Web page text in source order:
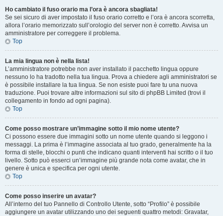
Ho cambiato il fuso orario ma l’ora è ancora sbagliata!
Se sei sicuro di aver impostato il fuso orario corretto e l’ora è ancora scorretta,
allora l’orario memorizzato sull’orologio del server non è corretto. Avvisa un
amministratore per correggere il problema.
Top
La mia lingua non è nella lista!
L’amministratore potrebbe non aver installato il pacchetto lingua oppure
nessuno lo ha tradotto nella tua lingua. Prova a chiedere agli amministratori se
è possibile installare la tua lingua. Se non esiste puoi fare tu una nuova
traduzione. Puoi trovare altre informazioni sul sito di phpBB Limited (trovi il
collegamento in fondo ad ogni pagina).
Top
Come posso mostrare un’immagine sotto il mio nome utente?
Ci possono essere due immagini sotto un nome utente quando si leggono i
messaggi. La prima è l’immagine associata al tuo grado, generalmente ha la
forma di stelle, blocchi o punti che indicano quanti interventi hai scritto o il tuo
livello. Sotto può esserci un’immagine più grande nota come avatar, che in
genere è unica e specifica per ogni utente.
Top
Come posso inserire un avatar?
All’interno del tuo Pannello di Controllo Utente, sotto “Profilo” è possibile
aggiungere un avatar utilizzando uno dei seguenti quattro metodi: Gravatar,